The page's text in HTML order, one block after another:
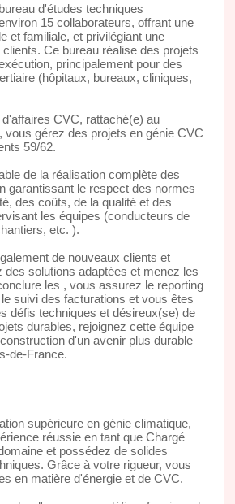
d'études techniques
15 collaborateurs, offrant une
et familiale, et privilégiant une
Ce bureau réalise des projets
principalement pour des
(hôpitaux, bureaux, cliniques,
CVC, rattaché(e) au
vous gérez des projets en génie CVC
59/62.
de la réalisation complète des
garantissant le respect des normes
des coûts, de la qualité et des
les équipes (conducteurs de
etc. ).
de nouveaux clients et
des solutions adaptées et menez les
les , vous assurez le reporting
suivi des facturations et vous êtes
défis techniques et désireux(se) de
durables, rejoignez cette équipe
d'un avenir plus durable
de-France.
supérieure en génie climatique,
réussie en tant que Chargé
et possédez de solides
Grâce à votre rigueur, vous
en matière d'énergie et de CVC.